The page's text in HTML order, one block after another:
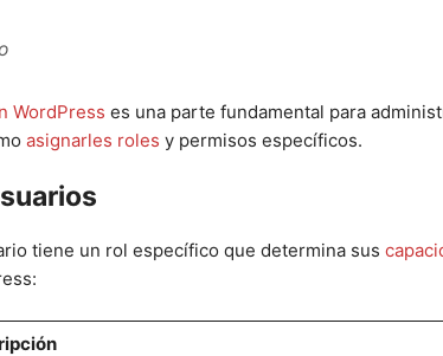
WordPress es una parte fundamental para
asignarles roles y permisos específicos.
tiene un rol específico que determina sus